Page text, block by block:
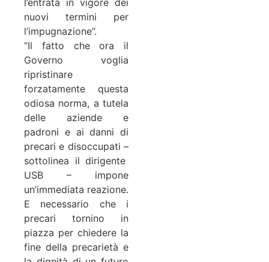
nuovi termini per
l’impugnazione”.
“Il fatto che ora il
Governo voglia
ripristinare
forzatamente questa
odiosa norma, a tutela
delle aziende e
padroni e ai danni di
precari e disoccupati –
sottolinea il dirigente
USB – impone
un’immediata reazione.
E necessario che i
precari tornino in
piazza per chiedere la
fine della precarietà e